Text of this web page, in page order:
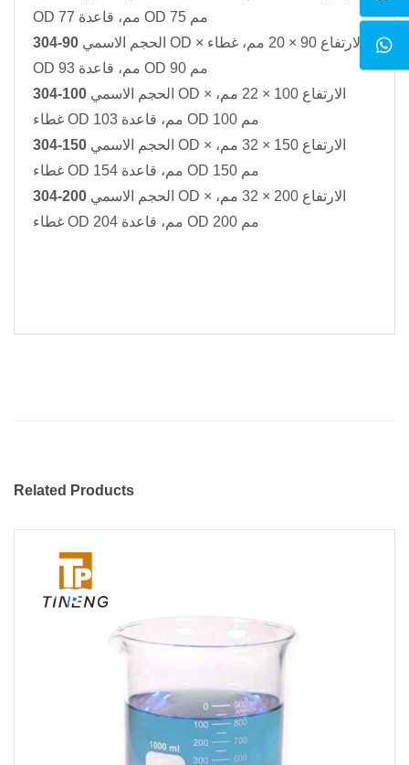
OD 77 مم، قاعدة OD 75 مم
304-90
OD 93 مم، قاعدة OD 90 مم
304-100
غطاء OD 103 مم، قاعدة OD 100 مم
304-150
غطاء OD 154 مم، قاعدة OD 150 مم
304-200
غطاء OD 204 مم، قاعدة OD 200 مم
Related Products